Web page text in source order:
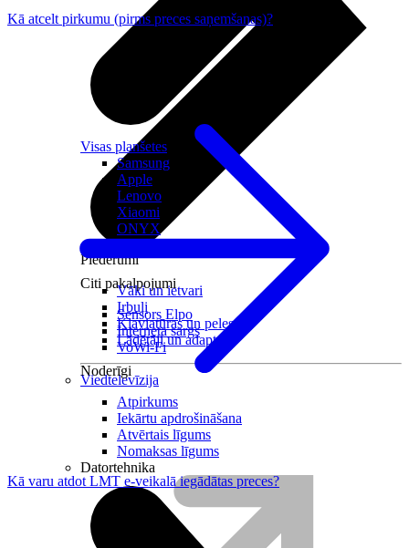
Citi pakalpojumi
Sensors Elpo
Interneta sargs
VoWi-Fi
Viedtelevīzija
Visas planšetes
Samsung
Apple
Lenovo
Xiaomi
ONYX
Piederumi
Vāki un ietvari
Irbuļi
Klaviatūras un peles
Lādētāji un adapteri
Noderīgi
Atpirkums
Iekārtu apdrošināšana
Atvērtais līgums
Nomaksas līgums
Datortehnika
Kā atcelt pirkumu (pirms preces saņemšanas)?
Kā varu atdot LMT e-veikalā iegādātas preces?